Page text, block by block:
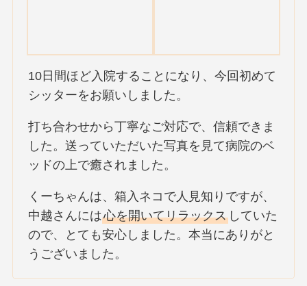
10日間ほど入院することになり、今回初めて
シッターをお願いしました。
打ち合わせから丁寧なご対応で、信頼できま
した。送っていただいた写真を見て病院のベ
ッドの上で癒されました。
くーちゃんは、箱入ネコで人見知りですが、
中越さんには心を開いてリラックス していた
ので、とても安心しました。本当にありがと
うございました。